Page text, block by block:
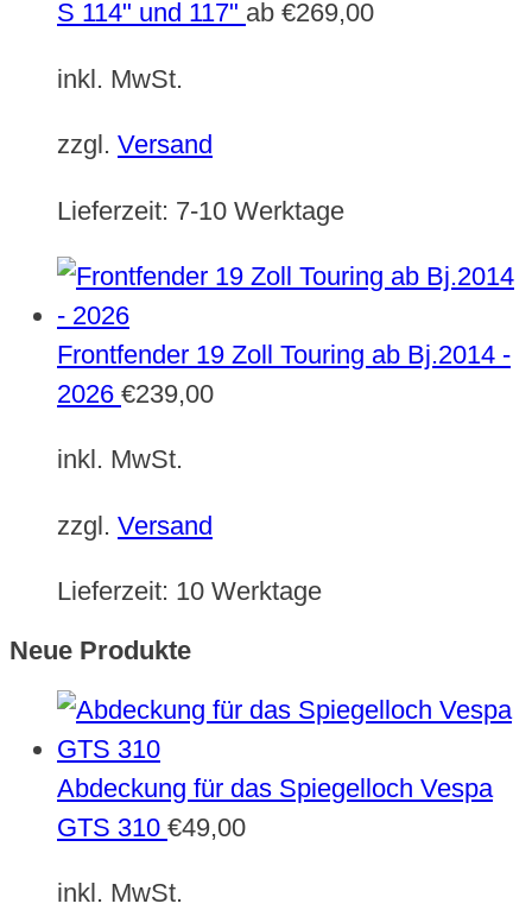
S 114" und 117" ab €269,00
inkl. MwSt.
zzgl. Versand
Lieferzeit: 7-10 Werktage
Frontfender 19 Zoll Touring ab Bj.2014 -
2026 €239,00
inkl. MwSt.
zzgl. Versand
Lieferzeit: 10 Werktage
Neue Produkte
Abdeckung für das Spiegelloch Vespa
GTS 310 €49,00
inkl. MwSt.